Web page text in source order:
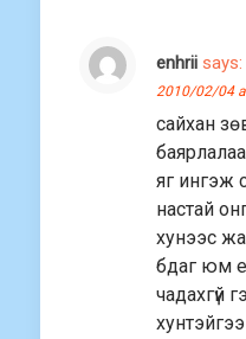
enhrii says:
2010/02/04
сайхан
яг ингэж
настай
хунээс
бдаг юм
чадахгүй